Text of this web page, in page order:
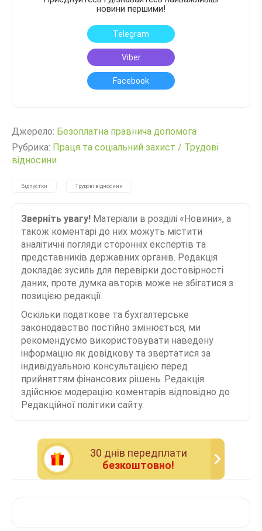
новини першими!
Telegram
Viber
Facebook
Джерело: Безоплатна правнича допомога
Рубрика: Праця та соціальний захист / Трудові
відносини
Відпустки Трудові відносини
Зверніть увагу! Матеріали в розділі «Новини», а
також коментарі до них можуть містити
аналітичні погляди сторонніх експертів та
представників державних органів. Редакція
докладає зусиль для перевірки достовірності
даних, проте думка авторів може не збігатися з
позицією редакції.
Оскільки податкове та бухгалтерське
законодавство постійно змінюється, ми
рекомендуємо використовувати наведену
інформацію як довідкову та звертатися за
індивідуальною консультацією перед
прийняттям фінансових рішень. Редакція
здійснює модерацію коментарів відповідно до
Редакційної політики сайту.
30 днiв передплати
безкоштовно!